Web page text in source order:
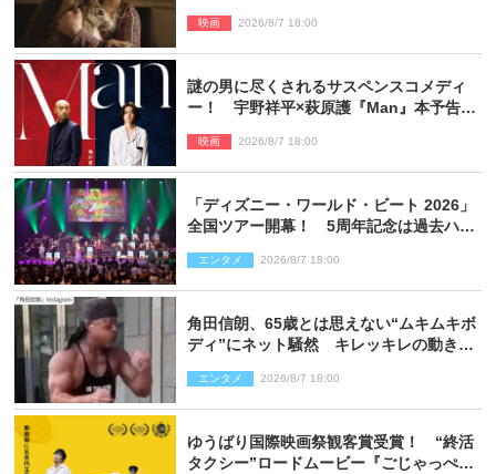
映画 2026/8/7 18:00
謎の男に尽くされるサスペンスコメディ
ー！ 宇野祥平×萩原護『Man』本予告＆
映画 2026/8/7 18:00
「ディズニー・ワールド・ビート 2026」
全国ツアー開幕！ 5周年記念は過去ハイ
ポート】
エンタメ 2026/8/7 18:00
角田信朗、65歳とは思えない“ムキムキボ
ディ”にネット騒然 キレッキレの動きを
エンタメ 2026/8/7 18:00
ゆうばり国際映画祭観客賞受賞！ “終活
タクシー”ロードムービー『ごじゃっぺタ